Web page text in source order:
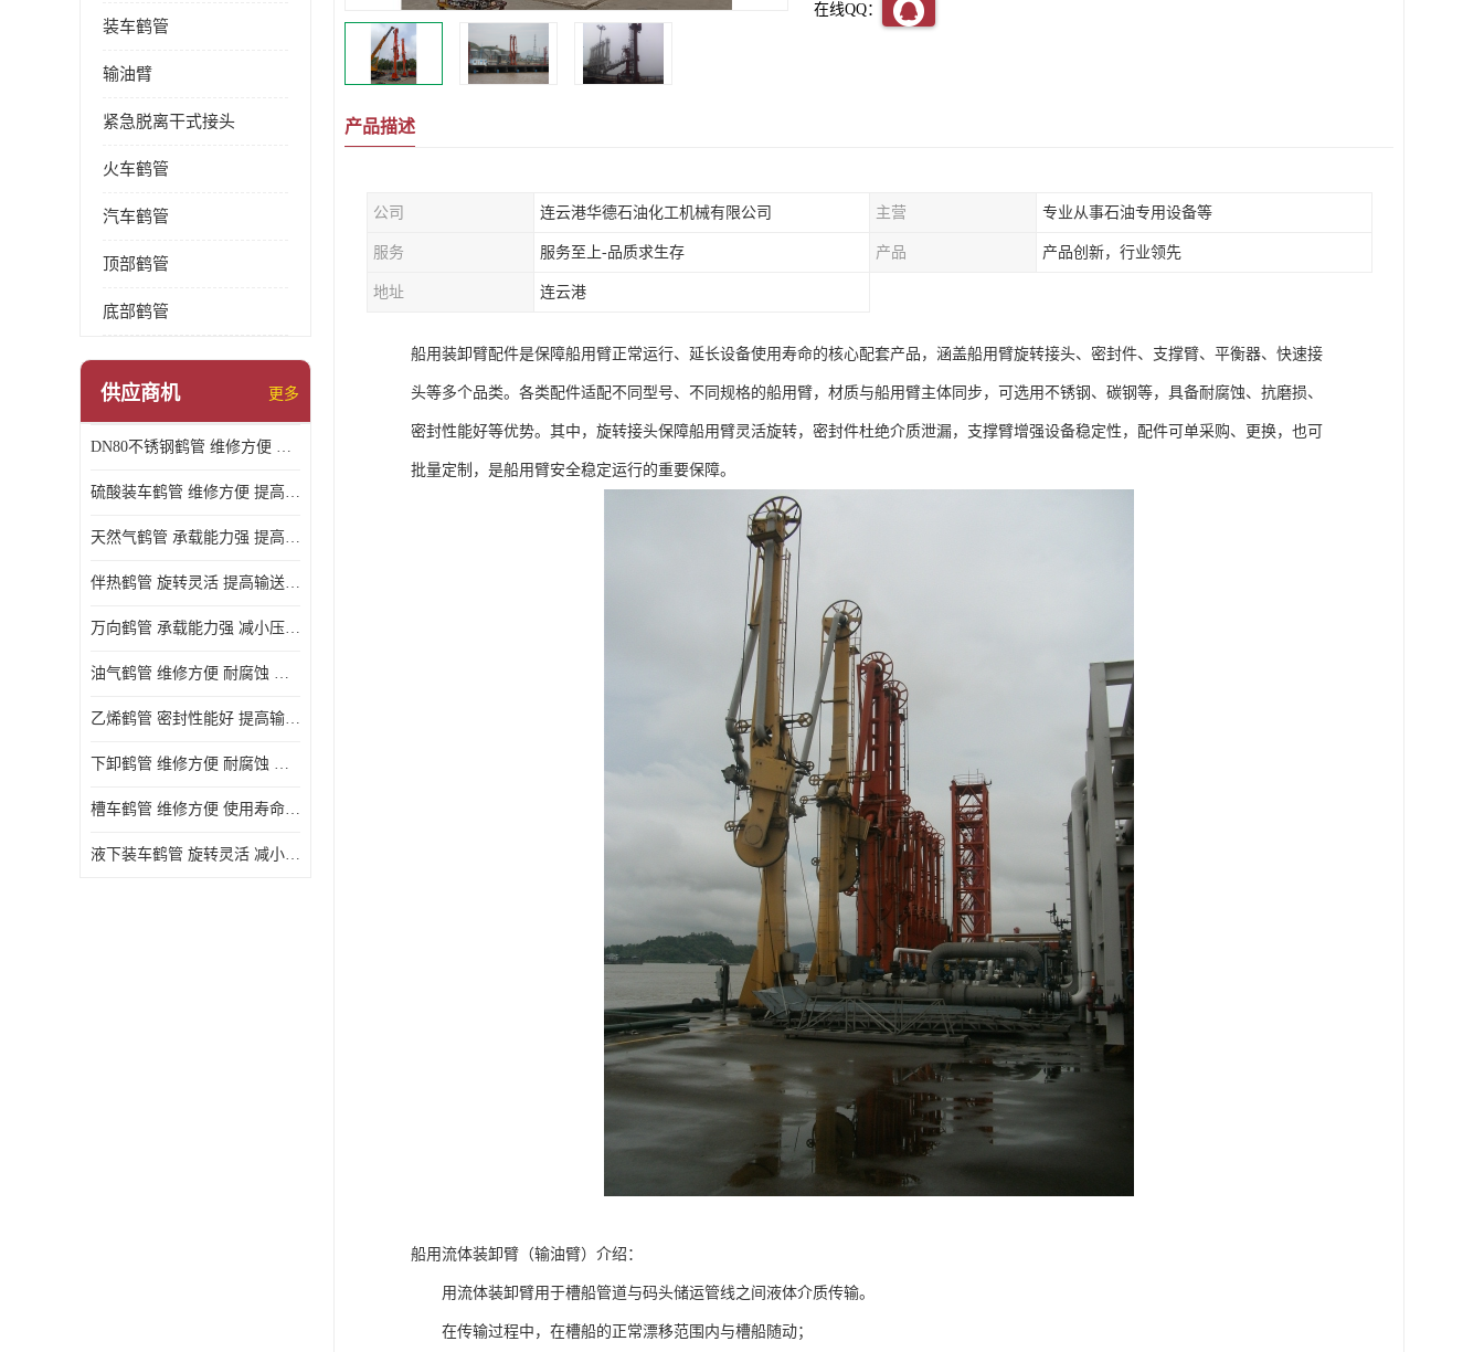
装车鹤管
输油臂
紧急脱离干式接头
火车鹤管
汽车鹤管
顶部鹤管
底部鹤管
供应商机 更多
DN80不锈钢鹤管 维修方便 提高输送效率
硫酸装车鹤管 维修方便 提高输送效率
天然气鹤管 承载能力强 提高输送效率
伴热鹤管 旋转灵活 提高输送效率
万向鹤管 承载能力强 减小压力损失
油气鹤管 维修方便 耐腐蚀 耐高温
乙烯鹤管 密封性能好 提高输送效率
下卸鹤管 维修方便 耐腐蚀 耐高温
槽车鹤管 维修方便 使用寿命较长
液下装车鹤管 旋转灵活 减小压力损失
在线QQ：
产品描述
公司 连云港华德石油化工机械有限公司 主营 专业从事石油专用设备等
服务 服务至上-品质求生存 产品 产品创新，行业领先
地址 连云港
船用装卸臂配件是保障船用臂正常运行、延长设备使用寿命的核心配套产品，涵盖船用臂旋转接头、密封件、支撑臂、平衡器、快速接
头等多个品类。各类配件适配不同型号、不同规格的船用臂，材质与船用臂主体同步，可选用不锈钢、碳钢等，具备耐腐蚀、抗磨损、
密封性能好等优势。其中，旋转接头保障船用臂灵活旋转，密封件杜绝介质泄漏，支撑臂增强设备稳定性，配件可单采购、更换，也可
批量定制，是船用臂安全稳定运行的重要保障。
船用流体装卸臂（输油臂）介绍：
用流体装卸臂用于槽船管道与码头储运管线之间液体介质传输。
在传输过程中，在槽船的正常漂移范围内与槽船随动；